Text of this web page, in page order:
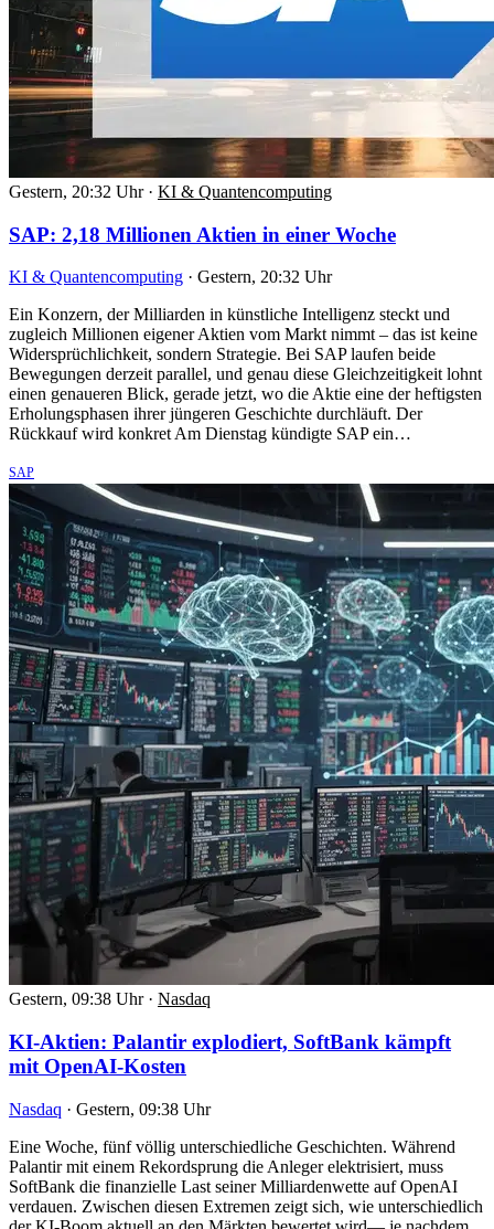
Gestern, 20:32 Uhr · KI & Quantencomputing
SAP: 2,18 Millionen Aktien in einer Woche
KI & Quantencomputing · Gestern, 20:32 Uhr
Ein Konzern, der Milliarden in künstliche Intelligenz steckt und
zugleich Millionen eigener Aktien vom Markt nimmt – das ist keine
Widersprüchlichkeit, sondern Strategie. Bei SAP laufen beide
Bewegungen derzeit parallel, und genau diese Gleichzeitigkeit lohnt
einen genaueren Blick, gerade jetzt, wo die Aktie eine der heftigsten
Erholungsphasen ihrer jüngeren Geschichte durchläuft. Der
Rückkauf wird konkret Am Dienstag kündigte SAP ein…
SAP
Gestern, 09:38 Uhr · Nasdaq
KI-Aktien: Palantir explodiert, SoftBank kämpft
mit OpenAI-Kosten
Nasdaq · Gestern, 09:38 Uhr
Eine Woche, fünf völlig unterschiedliche Geschichten. Während
Palantir mit einem Rekordsprung die Anleger elektrisiert, muss
SoftBank die finanzielle Last seiner Milliardenwette auf OpenAI
verdauen. Zwischen diesen Extremen zeigt sich, wie unterschiedlich